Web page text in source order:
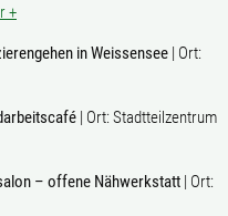
+
in Weissensee | Ort:
| Ort: Stadtteilzentrum
– offene Nähwerkstatt | Ort: